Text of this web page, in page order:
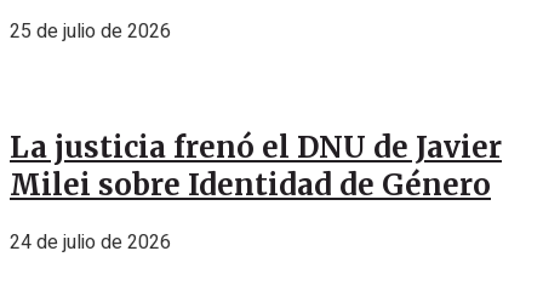
25 de julio de 2026
La justicia frenó el DNU de Javier
Milei sobre Identidad de Género
24 de julio de 2026